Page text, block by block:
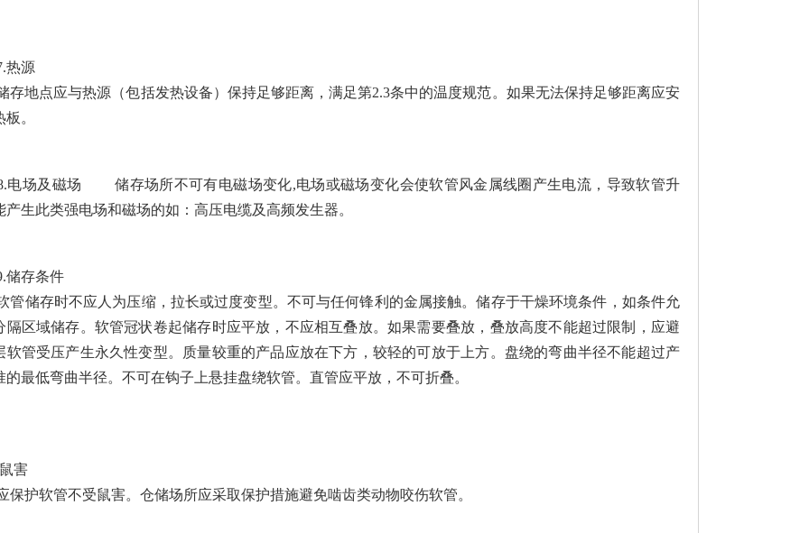
源
点应与热源（包括发热设备）保持足够距离，满足第2.3条中的温度规范。如果无法保持足够距离应安
。
及磁场 储存场所不可有电磁场变化,电场或磁场变化会使软管风金属线圈产生电流，导致软管升
产生此类强电场和磁场的如：高压电缆及高频发生器。
存条件
存时不应人为压缩，拉长或过度变型。不可与任何锋利的金属接触。储存于干燥环境条件，如条件允
隔区域储存。软管冠状卷起储存时应平放，不应相互叠放。如果需要叠放，叠放高度不能超过限制，应避
软管受压产生永久性变型。质量较重的产品应放在下方，较轻的可放于上方。盘绕的弯曲半径不能超过产
的最低弯曲半径。不可在钩子上悬挂盘绕软管。直管应平放，不可折叠。
害
软管不受鼠害。仓储场所应采取保护措施避免啮齿类动物咬伤软管。